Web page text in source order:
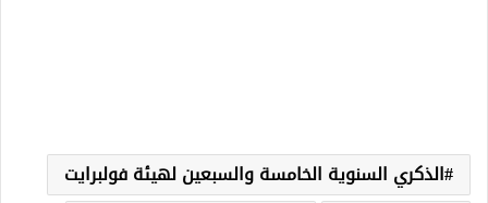
الذكري السنوية الخامسة والسبعين لهيئة فولبرايت